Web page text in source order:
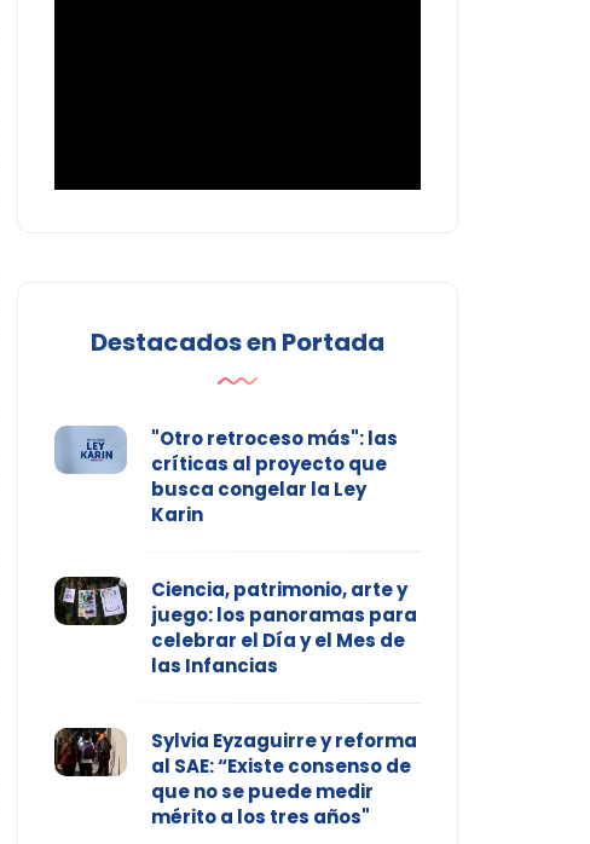
Destacados en Portada
"Otro retroceso más": las
críticas al proyecto que
busca congelar la Ley
Karin
Ciencia, patrimonio, arte y
juego: los panoramas para
celebrar el Día y el Mes de
las Infancias
Sylvia Eyzaguirre y reforma
al SAE: “Existe consenso de
que no se puede medir
mérito a los tres años"